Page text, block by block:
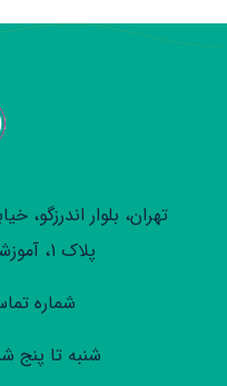
تهران، بلوار
پلاک 1، آموزشگاه دخترانه فرهنگ
شماره تماس :
شنبه تا پنج شنبه